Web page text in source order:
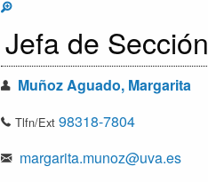
Jefa de
Muñoz Aguado, Margarita
Tlfn/Ext 98318-7804
margarita.munoz@uva.es